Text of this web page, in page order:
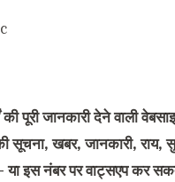
पूरी जानकारी देने वाली
सूचना, खबर, जानकारी,
या इस नंबर पर वाट्सएप कर